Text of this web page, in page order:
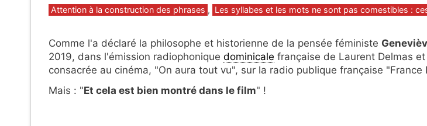
Catégories
Attention à la construction des phrases , Les syllabes et les mots ne sont pas comestibles :
Comme l'a déclaré la philosophe et historienne de la pensée féministe
2019, dans l'émission radiophonique dominicale française de Laurent Delmas
consacrée au cinéma, "On aura tout vu", sur la radio publique française "France
Mais : "Et cela est bien montré dans le film" !